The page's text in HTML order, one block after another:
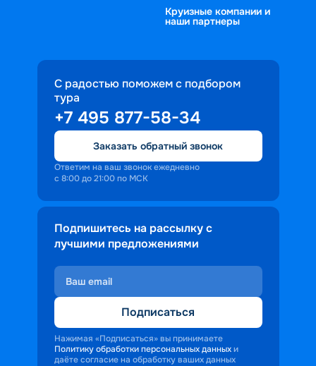
Круизные компании и
наши партнеры
С радостью поможем с подбором
тура
+7 495 877-58-34
Заказать обратный звонок
Ответим на ваш звонок ежедневно
с 8:00 до 21:00 по МСК
Подпишитесь на рассылку с
лучшими предложениями
Подписаться
Нажимая «Подписаться» вы принимаете
Политику обработки персональных данных и
даёте согласие на обработку ваших данных